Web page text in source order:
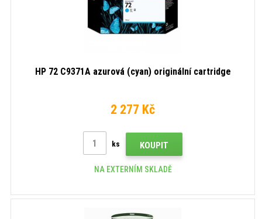
HP 72 C9371A azurová (cyan) originální cartridge
2 277 Kč
ks KOUPIT
NA EXTERNÍM SKLADĚ